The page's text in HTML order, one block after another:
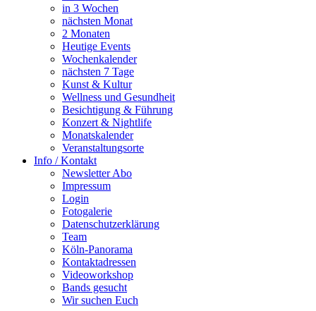
in 3 Wochen
nächsten Monat
2 Monaten
Heutige Events
Wochenkalender
nächsten 7 Tage
Kunst & Kultur
Wellness und Gesundheit
Besichtigung & Führung
Konzert & Nightlife
Monatskalender
Veranstaltungsorte
Info / Kontakt
Newsletter Abo
Impressum
Login
Fotogalerie
Datenschutzerklärung
Team
Köln-Panorama
Kontaktadressen
Videoworkshop
Bands gesucht
Wir suchen Euch